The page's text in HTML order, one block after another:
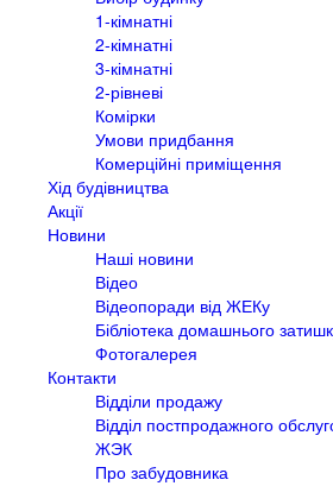
1-кімнатні
2-кімнатні
3-кімнатні
2-рівневі
Комірки
Умови придбання
Комерційні приміщення
Хід будівництва
Акції
Новини
Наші новини
Відео
Відеопоради від ЖЕКу
Бібліотека домашнього
Фотогалерея
Контакти
Відділи продажу
Відділ постпродажного
ЖЭК
Про забудовника